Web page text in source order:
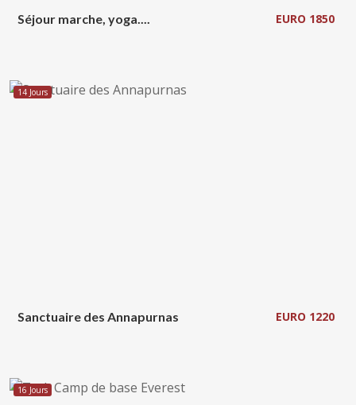
Séjour marche, yoga.... EURO 1850
14 Jours
Sanctuaire des Annapurnas EURO 1220
16 Jours